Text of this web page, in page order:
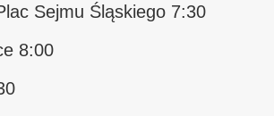
Sejmu Śląskiego 7:30
8:00